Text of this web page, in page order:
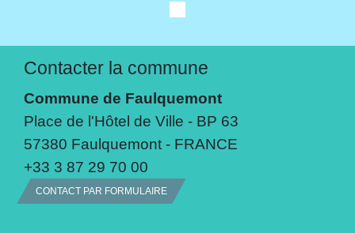
Contacter la commune
Commune de Faulquemont
Place de l'Hôtel de Ville - BP 63
57380 Faulquemont - FRANCE
+33 3 87 29 70 00
CONTACT PAR FORMULAIRE